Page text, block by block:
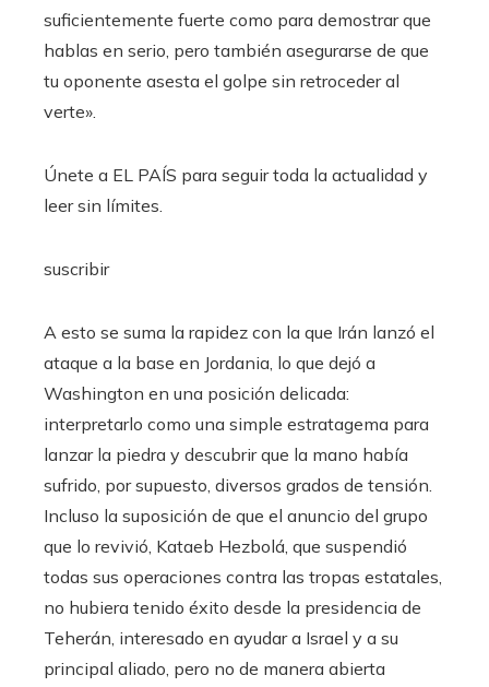
suficientemente fuerte como para demostrar que
hablas en serio, pero también asegurarse de que
tu oponente asesta el golpe sin retroceder al
verte».
Únete a EL PAÍS para seguir toda la actualidad y
leer sin límites.
suscribir
A esto se suma la rapidez con la que Irán lanzó el
ataque a la base en Jordania, lo que dejó a
Washington en una posición delicada:
interpretarlo como una simple estratagema para
lanzar la piedra y descubrir que la mano había
sufrido, por supuesto, diversos grados de tensión.
Incluso la suposición de que el anuncio del grupo
que lo revivió, Kataeb Hezbolá, que suspendió
todas sus operaciones contra las tropas estatales,
no hubiera tenido éxito desde la presidencia de
Teherán, interesado en ayudar a Israel y a su
principal aliado, pero no de manera abierta